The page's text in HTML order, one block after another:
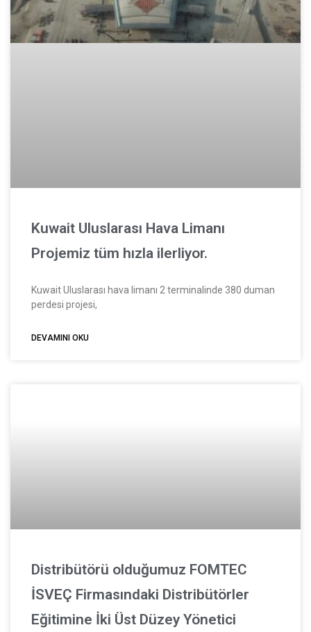
Kuwait Uluslarası Hava Limanı
Projemiz tüm hızla ilerliyor.
Kuwait Uluslarası hava limanı 2 terminalinde 380 duman
perdesi projesi,
DEVAMINI OKU
Distribütörü olduğumuz FOMTEC
İSVEÇ Firmasındaki Distribütörler
Eğitimine İki Üst Düzey Yönetici